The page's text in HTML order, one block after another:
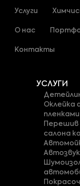
Услуги
О нас
Контакты
УСЛУГИ
Оклейка
пленками
Перешив
салона
Автозвук